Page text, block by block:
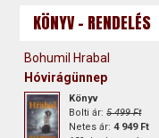
KÖNYV - RENDELÉS
Bohumil Hrabal
Hóvirágünnep
Könyv
Bolti ár:5 499 Ft
Netes ár:4 949 Ft